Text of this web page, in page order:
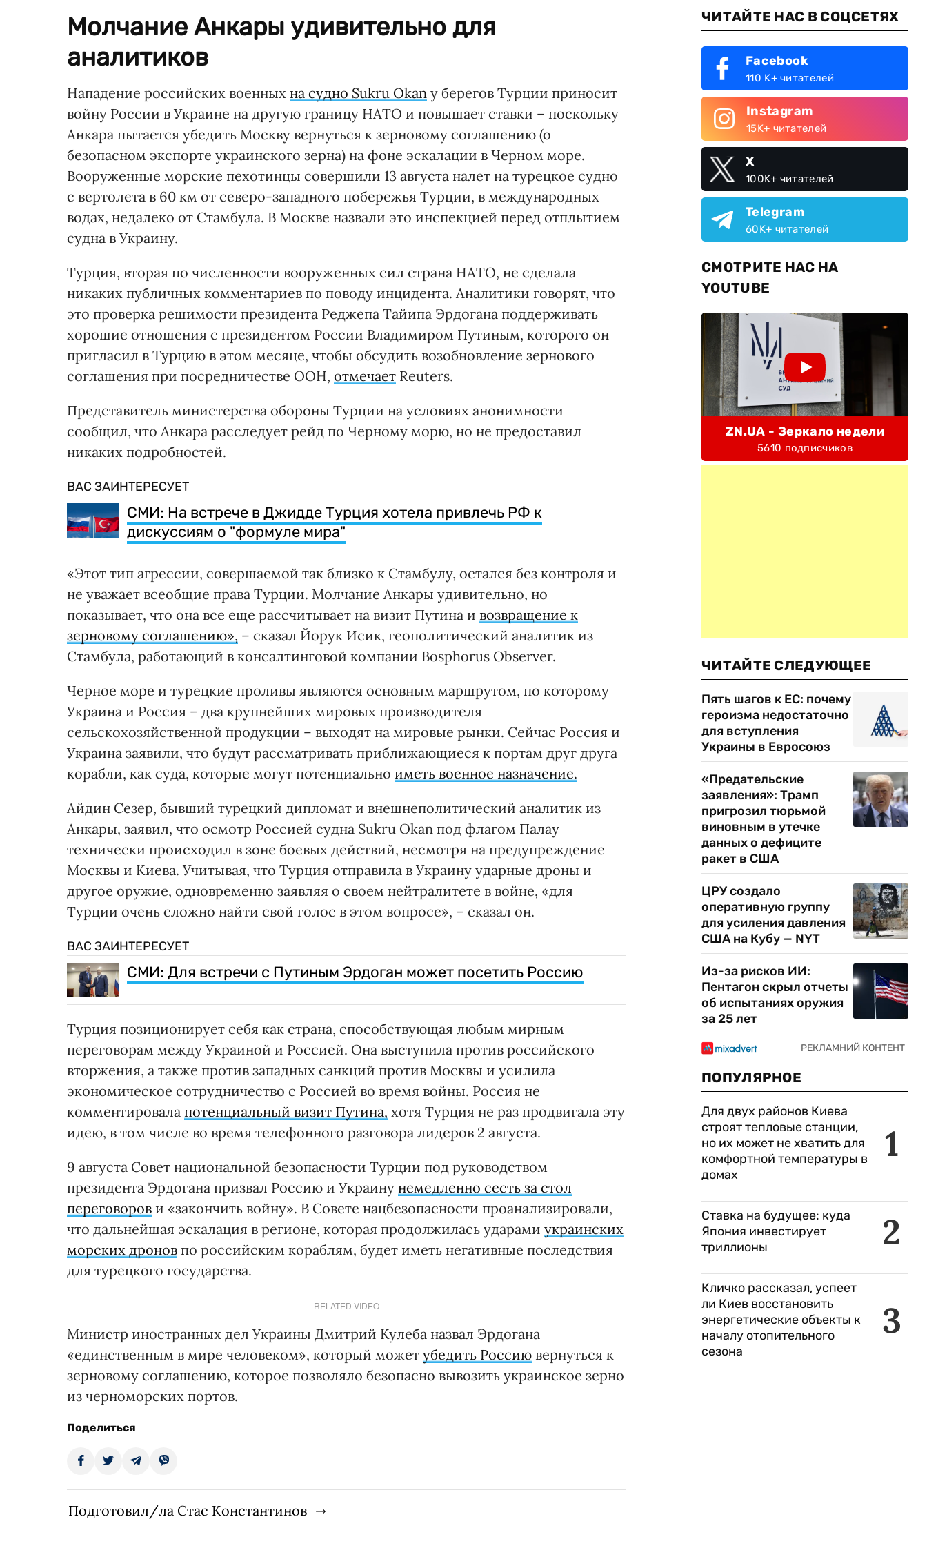
Молчание Анкары удивительно для
аналитиков
Нападение российских военных на судно Sukru Okan у берегов Турции приносит
войну России в Украине на другую границу НАТО и повышает ставки – поскольку
Анкара пытается убедить Москву вернуться к зерновому соглашению (о
безопасном экспорте украинского зерна) на фоне эскалации в Черном море.
Вооруженные морские пехотинцы совершили 13 августа налет на турецкое судно
с вертолета в 60 км от северо-западного побережья Турции, в международных
водах, недалеко от Стамбула. В Москве назвали это инспекцией перед отплытием
судна в Украину.
Турция, вторая по численности вооруженных сил страна НАТО, не сделала
никаких публичных комментариев по поводу инцидента. Аналитики говорят, что
это проверка решимости президента Реджепа Тайипа Эрдогана поддерживать
хорошие отношения с президентом России Владимиром Путиным, которого он
пригласил в Турцию в этом месяце, чтобы обсудить возобновление зернового
соглашения при посредничестве ООН, отмечает Reuters.
Представитель министерства обороны Турции на условиях анонимности
сообщил, что Анкара расследует рейд по Черному морю, но не предоставил
никаких подробностей.
ВАС ЗАИНТЕРЕСУЕТ
СМИ: На встрече в Джидде Турция хотела привлечь РФ к
дискуссиям о "формуле мира"
«Этот тип агрессии, совершаемой так близко к Стамбулу, остался без контроля и
не уважает всеобщие права Турции. Молчание Анкары удивительно, но
показывает, что она все еще рассчитывает на визит Путина и возвращение к
зерновому соглашению», – сказал Йорук Исик, геополитический аналитик из
Стамбула, работающий в консалтинговой компании Bosphorus Observer.
Черное море и турецкие проливы являются основным маршрутом, по которому
Украина и Россия – два крупнейших мировых производителя
сельскохозяйственной продукции – выходят на мировые рынки. Сейчас Россия и
Украина заявили, что будут рассматривать приближающиеся к портам друг друга
корабли, как суда, которые могут потенциально иметь военное назначение.
Айдин Сезер, бывший турецкий дипломат и внешнеполитический аналитик из
Анкары, заявил, что осмотр Россией судна Sukru Okan под флагом Палау
технически происходил в зоне боевых действий, несмотря на предупреждение
Москвы и Киева. Учитывая, что Турция отправила в Украину ударные дроны и
другое оружие, одновременно заявляя о своем нейтралитете в войне, «для
Турции очень сложно найти свой голос в этом вопросе», – сказал он.
ВАС ЗАИНТЕРЕСУЕТ
СМИ: Для встречи с Путиным Эрдоган может посетить Россию
Турция позиционирует себя как страна, способствующая любым мирным
переговорам между Украиной и Россией. Она выступила против российского
вторжения, а также против западных санкций против Москвы и усилила
экономическое сотрудничество с Россией во время войны. Россия не
комментировала потенциальный визит Путина, хотя Турция не раз продвигала эту
идею, в том числе во время телефонного разговора лидеров 2 августа.
9 августа Совет национальной безопасности Турции под руководством
президента Эрдогана призвал Россию и Украину немедленно сесть за стол
переговоров и «закончить войну». В Совете нацбезопасности проанализировали,
что дальнейшая эскалация в регионе, которая продолжилась ударами украинских
морских дронов по российским кораблям, будет иметь негативные последствия
для турецкого государства.
RELATED VIDEO
Министр иностранных дел Украины Дмитрий Кулеба назвал Эрдогана
«единственным в мире человеком», который может убедить Россию вернуться к
зерновому соглашению, которое позволяло безопасно вывозить украинское зерно
из черноморских портов.
Поделиться
Подготовил/ла Стас Константинов
ЧИТАЙТЕ НАС В СОЦСЕТЯХ
Facebook
110 K+ читателей
Instagram
15K+ читателей
X
100K+ читателей
Telegram
60K+ читателей
СМОТРИТЕ НАС НА
YOUTUBE
ZN.UA - Зеркало недели
5610 подписчиков
ЧИТАЙТЕ СЛЕДУЮЩЕЕ
Пять шагов к ЕС: почему
героизма недостаточно
для вступления
Украины в Евросоюз
«Предательские
заявления»: Трамп
пригрозил тюрьмой
виновным в утечке
данных о дефиците
ракет в США
ЦРУ создало
оперативную группу
для усиления давления
США на Кубу — NYT
Из-за рисков ИИ:
Пентагон скрыл отчеты
об испытаниях оружия
за 25 лет
ПОПУЛЯРНОЕ
1
Для двух районов Киева
строят тепловые станции,
но их может не хватить для
комфортной температуры в
домах
2
Ставка на будущее: куда
Япония инвестирует
триллионы
3
Кличко рассказал, успеет
ли Киев восстановить
энергетические объекты к
началу отопительного
сезона